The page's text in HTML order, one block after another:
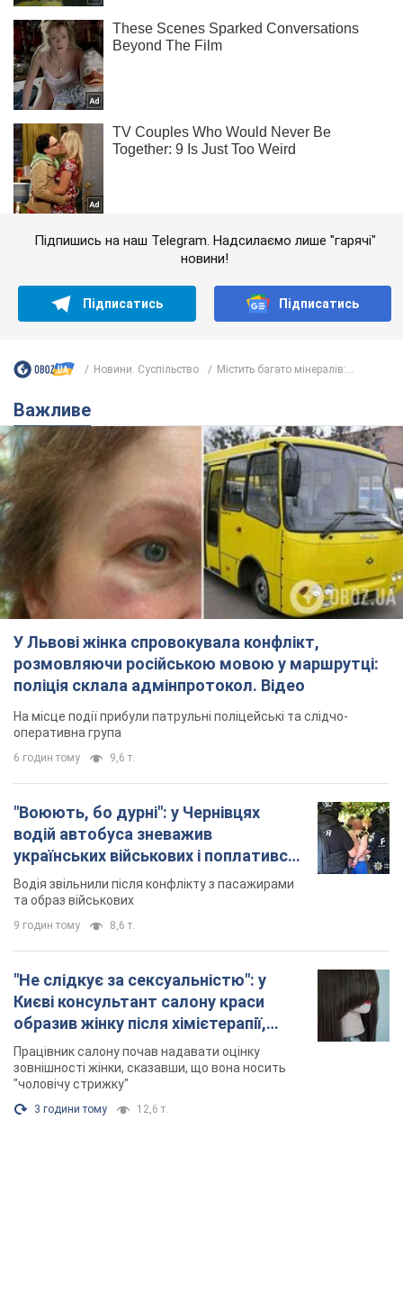
Підпишись на наш Telegram. Надсилаємо лише "гарячі"
новини!
Підписатись Підписатись
Новини. Суспільство Містить багато мінералів:...
Важливе
У Львові жінка спровокувала конфлікт,
розмовляючи російською мовою у маршрутці:
поліція склала адмінпротокол. Відео
На місце події прибули патрульні поліцейські та слідчо-
оперативна група
6 годин тому 9,6 т.
"Воюють, бо дурні": у Чернівцях
водій автобуса зневажив
українських військових і поплатився.
Відео
Водія звільнили після конфлікту з пасажирами
та образ військових
9 годин тому 8,6 т.
"Не слідкує за сексуальністю": у
Києві консультант салону краси
образив жінку після хімієтерапії,
розгорівся скандал. Фото
Працівник салону почав надавати оцінку
зовнішності жінки, сказавши, що вона носить
"чоловічу стрижку"
3 години тому 12,6 т.